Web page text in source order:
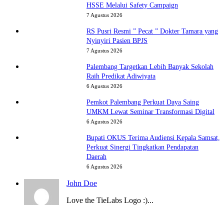
HSSE Melalui Safety Campaign
7 Agustus 2026
RS Pusri Resmi ” Pecat ” Dokter Tamara yang
Nyinyiri Pasien BPJS
7 Agustus 2026
Palembang Targetkan Lebih Banyak Sekolah
Raih Predikat Adiwiyata
6 Agustus 2026
Pemkot Palembang Perkuat Daya Saing
UMKM Lewat Seminar Transformasi Digital
6 Agustus 2026
Bupati OKUS Terima Audiensi Kepala Samsat,
Perkuat Sinergi Tingkatkan Pendapatan
Daerah
6 Agustus 2026
John Doe
Love the TieLabs Logo :)...